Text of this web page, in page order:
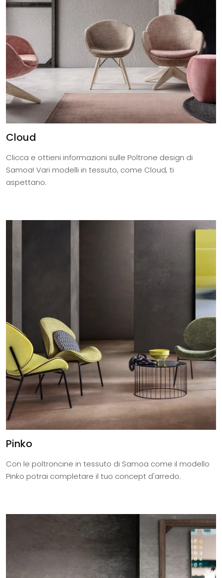
Cloud
Clicca e ottieni informazioni sulle Poltrone design di
Samoa! Vari modelli in tessuto, come Cloud, ti
aspettano.
Pinko
Con le poltroncine in tessuto di Samoa come il modello
Pinko potrai completare il tuo concept d'arredo.